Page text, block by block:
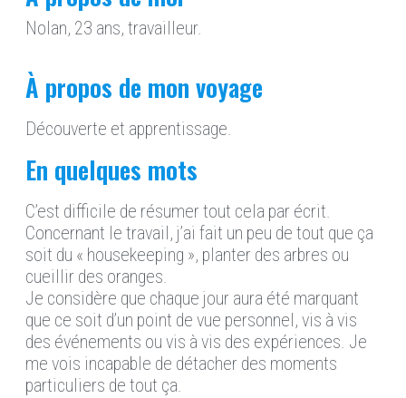
Nolan, 23 ans, travailleur.
À propos de mon voyage
Découverte et apprentissage.
En quelques mots
C’est difficile de résumer tout cela par écrit.
Concernant le travail, j’ai fait un peu de tout que ça
soit du « housekeeping », planter des arbres ou
cueillir des oranges.
Je considère que chaque jour aura été marquant
que ce soit d’un point de vue personnel, vis à vis
des événements ou vis à vis des expériences. Je
me vois incapable de détacher des moments
particuliers de tout ça.